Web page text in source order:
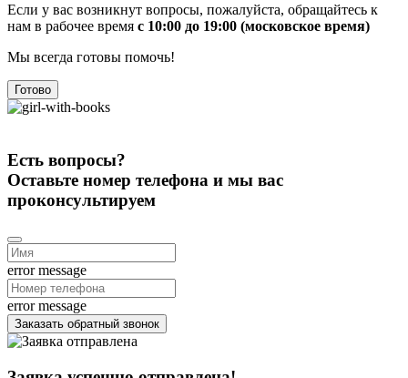
Если у вас возникнут вопросы, пожалуйста, обращайтесь к
нам в рабочее время с 10:00 до 19:00 (московское время)
Мы всегда готовы помочь!
Готово
Есть вопросы?
Оставьте номер телефона и мы вас
проконсультируем
error message
error message
Заказать обратный звонок